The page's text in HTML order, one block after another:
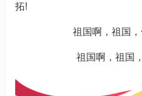
拓!
祖国啊，祖国，
祖国啊，祖国